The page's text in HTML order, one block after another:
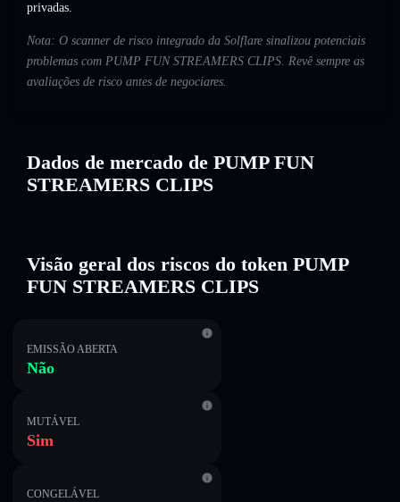
privadas.
Nota: O scanner de risco integrado da Solflare sinalizou potenciais
problemas com PUMP FUN STREAMERS CLIPS. Revê sempre as
avaliações de risco antes de negociares.
Dados de mercado de PUMP FUN
STREAMERS CLIPS
Visão geral dos riscos do token PUMP
FUN STREAMERS CLIPS
EMISSÃO ABERTA
Não
MUTÁVEL
Sim
CONGELÁVEL